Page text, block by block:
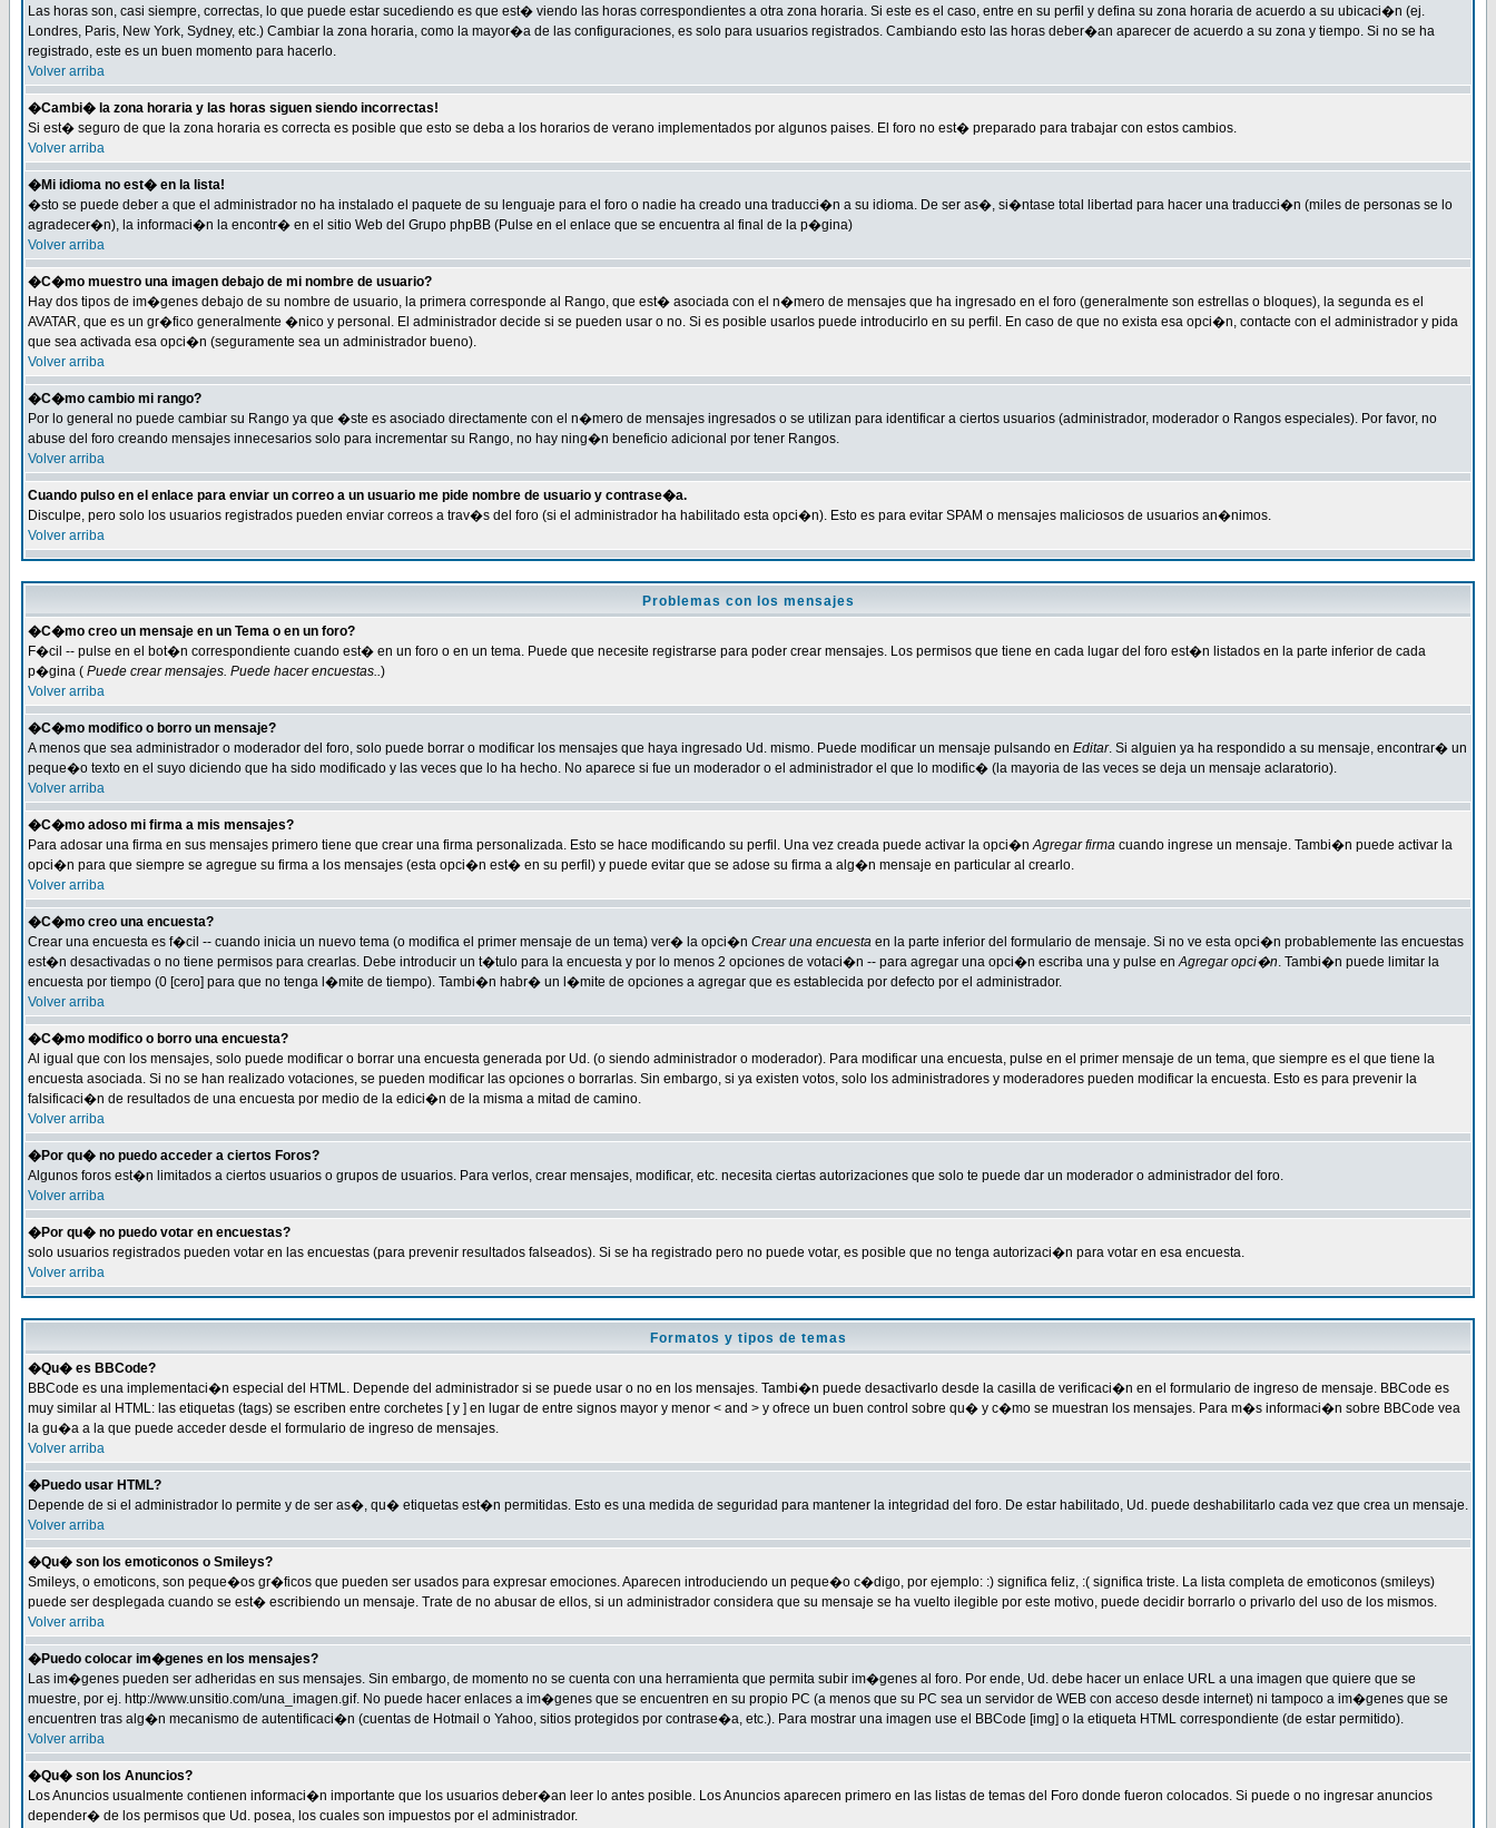
Las horas son, casi siempre, correctas, lo que puede estar sucediendo es que est� viendo las horas correspondientes a otra zona horaria. Si este es el caso, entre en su perfil y defina su zona horaria de acuerdo a su ubicaci�n (ej.
Londres, Paris, New York, Sydney, etc.) Cambiar la zona horaria, como la mayor�a de las configuraciones, es solo para usuarios registrados. Cambiando esto las horas deber�an aparecer de acuerdo a su zona y tiempo. Si no se ha
registrado, este es un buen momento para hacerlo.
Volver arriba
�Cambi� la zona horaria y las horas siguen siendo incorrectas!
Si est� seguro de que la zona horaria es correcta es posible que esto se deba a los horarios de verano implementados por algunos paises. El foro no est� preparado para trabajar con estos cambios.
Volver arriba
�Mi idioma no est� en la lista!
�sto se puede deber a que el administrador no ha instalado el paquete de su lenguaje para el foro o nadie ha creado una traducci�n a su idioma. De ser as�, si�ntase total libertad para hacer una traducci�n (miles de personas se lo
agradecer�n), la informaci�n la encontr� en el sitio Web del Grupo phpBB (Pulse en el enlace que se encuentra al final de la p�gina)
Volver arriba
�C�mo muestro una imagen debajo de mi nombre de usuario?
Hay dos tipos de im�genes debajo de su nombre de usuario, la primera corresponde al Rango, que est� asociada con el n�mero de mensajes que ha ingresado en el foro (generalmente son estrellas o bloques), la segunda es el
AVATAR, que es un gr�fico generalmente �nico y personal. El administrador decide si se pueden usar o no. Si es posible usarlos puede introducirlo en su perfil. En caso de que no exista esa opci�n, contacte con el administrador y pida
que sea activada esa opci�n (seguramente sea un administrador bueno).
Volver arriba
�C�mo cambio mi rango?
Por lo general no puede cambiar su Rango ya que �ste es asociado directamente con el n�mero de mensajes ingresados o se utilizan para identificar a ciertos usuarios (administrador, moderador o Rangos especiales). Por favor, no
abuse del foro creando mensajes innecesarios solo para incrementar su Rango, no hay ning�n beneficio adicional por tener Rangos.
Volver arriba
Cuando pulso en el enlace para enviar un correo a un usuario me pide nombre de usuario y contrase�a.
Disculpe, pero solo los usuarios registrados pueden enviar correos a trav�s del foro (si el administrador ha habilitado esta opci�n). Esto es para evitar SPAM o mensajes maliciosos de usuarios an�nimos.
Volver arriba
Problemas con los mensajes
�C�mo creo un mensaje en un Tema o en un foro?
F�cil -- pulse en el bot�n correspondiente cuando est� en un foro o en un tema. Puede que necesite registrarse para poder crear mensajes. Los permisos que tiene en cada lugar del foro est�n listados en la parte inferior de cada
p�gina ( Puede crear mensajes. Puede hacer encuestas..)
Volver arriba
�C�mo modifico o borro un mensaje?
A menos que sea administrador o moderador del foro, solo puede borrar o modificar los mensajes que haya ingresado Ud. mismo. Puede modificar un mensaje pulsando en Editar. Si alguien ya ha respondido a su mensaje, encontrar� un
peque�o texto en el suyo diciendo que ha sido modificado y las veces que lo ha hecho. No aparece si fue un moderador o el administrador el que lo modific� (la mayoria de las veces se deja un mensaje aclaratorio).
Volver arriba
�C�mo adoso mi firma a mis mensajes?
Para adosar una firma en sus mensajes primero tiene que crear una firma personalizada. Esto se hace modificando su perfil. Una vez creada puede activar la opci�nAgregar firma cuando ingrese un mensaje. Tambi�n puede activar la
opci�n para que siempre se agregue su firma a los mensajes (esta opci�n est� en su perfil) y puede evitar que se adose su firma a alg�n mensaje en particular al crearlo.
Volver arriba
�C�mo creo una encuesta?
Crear una encuesta es f�cil -- cuando inicia un nuevo tema (o modifica el primer mensaje de un tema) ver� la opci�n Crear una encuesta en la parte inferior del formulario de mensaje. Si no ve esta opci�n probablemente las encuestas
est�n desactivadas o no tiene permisos para crearlas. Debe introducir un t�tulo para la encuesta y por lo menos 2 opciones de votaci�n -- para agregar una opci�n escriba una y pulse enAgregar opci�n. Tambi�n puede limitar la
encuesta por tiempo (0 [cero] para que no tenga l�mite de tiempo). Tambi�n habr� un l�mite de opciones a agregar que es establecida por defecto por el administrador.
Volver arriba
�C�mo modifico o borro una encuesta?
Al igual que con los mensajes, solo puede modificar o borrar una encuesta generada por Ud. (o siendo administrador o moderador). Para modificar una encuesta, pulse en el primer mensaje de un tema, que siempre es el que tiene la
encuesta asociada. Si no se han realizado votaciones, se pueden modificar las opciones o borrarlas. Sin embargo, si ya existen votos, solo los administradores y moderadores pueden modificar la encuesta. Esto es para prevenir la
falsificaci�n de resultados de una encuesta por medio de la edici�n de la misma a mitad de camino.
Volver arriba
�Por qu� no puedo acceder a ciertos Foros?
Algunos foros est�n limitados a ciertos usuarios o grupos de usuarios. Para verlos, crear mensajes, modificar, etc. necesita ciertas autorizaciones que solo te puede dar un moderador o administrador del foro.
Volver arriba
�Por qu� no puedo votar en encuestas?
solo usuarios registrados pueden votar en las encuestas (para prevenir resultados falseados). Si se ha registrado pero no puede votar, es posible que no tenga autorizaci�n para votar en esa encuesta.
Volver arriba
Formatos y tipos de temas
�Qu� es BBCode?
BBCode es una implementaci�n especial del HTML. Depende del administrador si se puede usar o no en los mensajes. Tambi�n puede desactivarlo desde la casilla de verificaci�n en el formulario de ingreso de mensaje. BBCode es
muy similar al HTML: las etiquetas (tags) se escriben entre corchetes [ y ] en lugar de entre signos mayor y menor < and > y ofrece un buen control sobre qu� y c�mo se muestran los mensajes. Para m�s informaci�n sobre BBCode vea
la gu�a a la que puede acceder desde el formulario de ingreso de mensajes.
Volver arriba
�Puedo usar HTML?
Depende de si el administrador lo permite y de ser as�, qu� etiquetas est�n permitidas. Esto es una medida de seguridad para mantener la integridad del foro. De estar habilitado, Ud. puede deshabilitarlo cada vez que crea un mensaje.
Volver arriba
�Qu� son los emoticonos o Smileys?
Smileys, o emoticons, son peque�os gr�ficos que pueden ser usados para expresar emociones. Aparecen introduciendo un peque�o c�digo, por ejemplo: :) significa feliz, :( significa triste. La lista completa de emoticonos (smileys)
puede ser desplegada cuando se est� escribiendo un mensaje. Trate de no abusar de ellos, si un administrador considera que su mensaje se ha vuelto ilegible por este motivo, puede decidir borrarlo o privarlo del uso de los mismos.
Volver arriba
�Puedo colocar im�genes en los mensajes?
Las im�genes pueden ser adheridas en sus mensajes. Sin embargo, de momento no se cuenta con una herramienta que permita subir im�genes al foro. Por ende, Ud. debe hacer un enlace URL a una imagen que quiere que se
muestre, por ej. http://www.unsitio.com/una_imagen.gif. No puede hacer enlaces a im�genes que se encuentren en su propio PC (a menos que su PC sea un servidor de WEB con acceso desde internet) ni tampoco a im�genes que se
encuentren tras alg�n mecanismo de autentificaci�n (cuentas de Hotmail o Yahoo, sitios protegidos por contrase�a, etc.). Para mostrar una imagen use el BBCode [img] o la etiqueta HTML correspondiente (de estar permitido).
Volver arriba
�Qu� son los Anuncios?
Los Anuncios usualmente contienen informaci�n importante que los usuarios deber�an leer lo antes posible. Los Anuncios aparecen primero en las listas de temas del Foro donde fueron colocados. Si puede o no ingresar anuncios
depender� de los permisos que Ud. posea, los cuales son impuestos por el administrador.